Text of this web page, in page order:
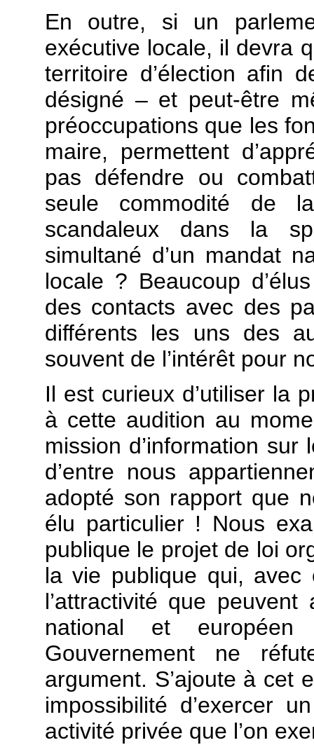
En outre, si un
exécutive locale, il devra
territoire d’élection afin
désigné – et peut-être
préoccupations que les
maire, permettent
pas défendre ou
seule commodité de
scandaleux dans la
simultané d’un mandat
locale ? Beaucoup
des contacts avec des
différents les uns des
souvent de l’intérêt pour
Il est curieux d’utiliser la
à cette audition au
mission d’information
d’entre nous
adopté son rapport que
élu particulier ! Nous
publique le projet de loi
la vie publique qui,
l’attractivité que
national et
Gouvernement ne
argument. S’ajoute à cet
impossibilité d’exercer
activité privée que l’on